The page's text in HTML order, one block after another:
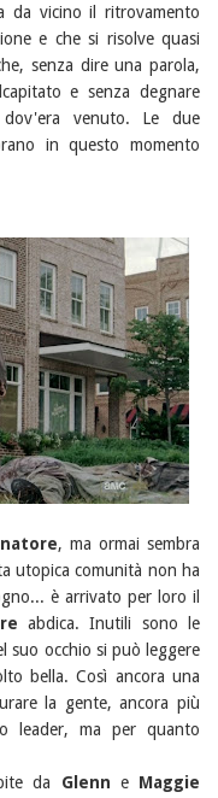
da vicino il ritrovamento
e che si risolve quasi
senza dire una parola,
e senza degnare
venuto. Le due
in questo momento
, ma ormai sembra
utopica comunità non ha
è arrivato per loro il
abdica. Inutili sono le
suo occhio si può leggere
bella. Così ancora una
la gente, ancora più
leader, ma per quanto
da Glenn e Maggie